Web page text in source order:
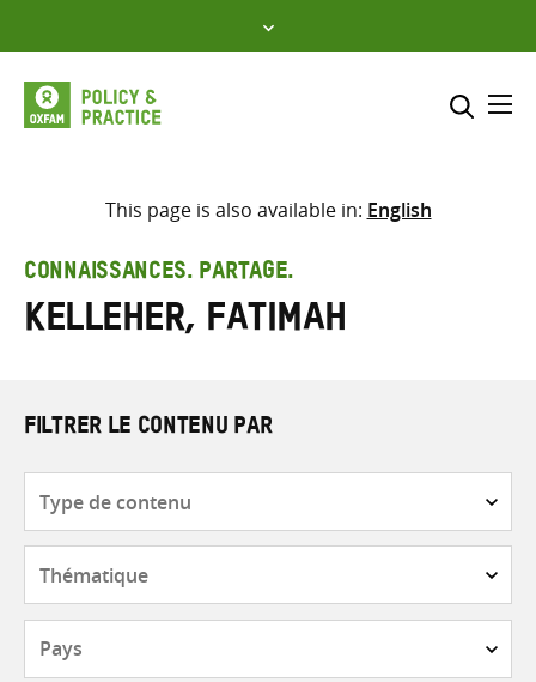
to
content
Sélectionner l’emplacement
Saisir
les
termes
This page is also available in: English
CONNAISSANCES. PARTAGE.
Kelleher, Fatimah
FILTRER LE CONTENU PAR
contenu